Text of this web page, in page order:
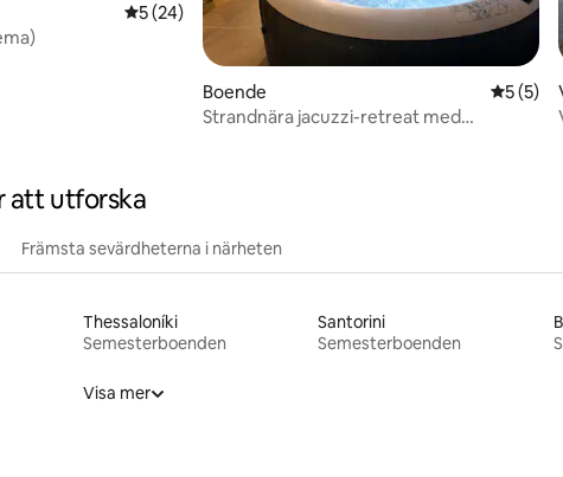
5 av 5 i genomsnittligt betyg, 24 omdömen
5 (24)
Boende 5 av 5 i
5 (5)
Strandnära jacuzzi-retreat med
att utforska
Främsta sevärdheterna i närheten
Thessaloníki
Semesterboenden
Santorini
Semesterboenden
Visa mer